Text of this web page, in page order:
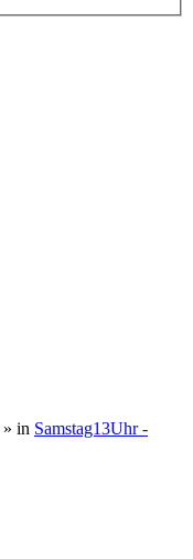
» in Samstag13Uhr -